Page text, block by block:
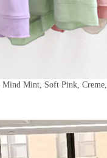
Mind Mint, Soft Pink, Creme,